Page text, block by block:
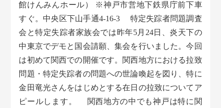
館けんみんホール） ※神戸市営地下鉄県庁前下車
すぐ。中央区下山手通4-16-3 特定失踪者問題調査
会と特定失踪者家族会では昨年5月24日、炎天下の
中東京でデモと国会請願、集会を行いました。今回
は初めて関西での開催です。関西地方における拉致
問題・特定失踪者の問題への世論喚起を図り、特に
金田竜光さんをはじめとする在日の拉致についてア
ピールします。 関西地方の中でも神戸は特に関